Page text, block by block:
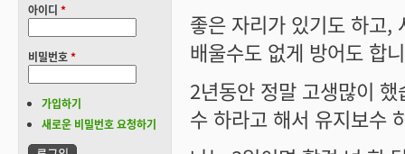
좋은 자리가 있기도 하고,
배울수도 없게 방어도 합
2년동안 정말 고생많이
수 하라고 해서 유지보수
아이디 *
비밀번호*
가입하기
새로운 비밀번호 요청하기